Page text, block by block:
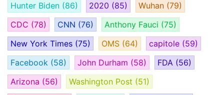
Hunter Biden (86) 2020 (85) Wuhan (79)
CDC (78) CNN (76) Anthony Fauci (75)
New York Times (75) OMS (64) capitole (59)
Facebook (58) John Durham (58) FDA (56)
Arizona (56) Washington Post (51)